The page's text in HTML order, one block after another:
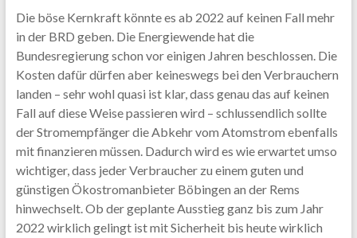
Die böse Kernkraft könnte es ab 2022 auf keinen Fall mehr
in der BRD geben. Die Energiewende hat die
Bundesregierung schon vor einigen Jahren beschlossen. Die
Kosten dafür dürfen aber keineswegs bei den Verbrauchern
landen – sehr wohl quasi ist klar, dass genau das auf keinen
Fall auf diese Weise passieren wird – schlussendlich sollte
der Stromempfänger die Abkehr vom Atomstrom ebenfalls
mit finanzieren müssen. Dadurch wird es wie erwartet umso
wichtiger, dass jeder Verbraucher zu einem guten und
günstigen Ökostromanbieter Böbingen an der Rems
hinwechselt. Ob der geplante Ausstieg ganz bis zum Jahr
2022 wirklich gelingt ist mit Sicherheit bis heute wirklich